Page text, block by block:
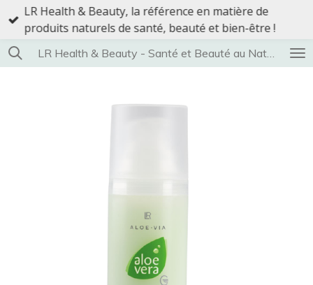
Passer
contenu
principal
LR Health & Beauty - Santé et Beauté au Naturel
LR Health & Beauty, la référence en matière de
produits naturels de santé, beauté et bien-être !